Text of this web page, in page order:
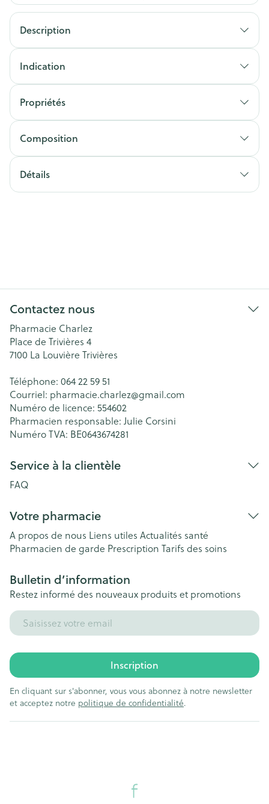
Description
Indication
Propriétés
Composition
Détails
Contactez nous
Pharmacie Charlez
Place de Trivières 4
7100 La Louvière Trivières
Téléphone: 064 22 59 51
Courriel: pharmacie.charlez@gmail.com
Numéro de licence: 554602
Pharmacien responsable: Julie Corsini
Numéro TVA: BE0643674281
Service à la clientèle
FAQ
Votre pharmacie
A propos de nous Liens utiles Actualités santé
Pharmacien de garde Prescription Tarifs des soins
Bulletin d’information
Restez informé des nouveaux produits et promotions
Adresse mail
Inscription
En cliquant sur s'abonner, vous vous abonnez à notre newsletter
et acceptez notre politique de confidentialité.